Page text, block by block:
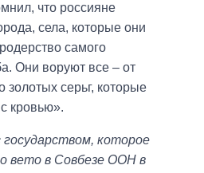
что россияне
села, которые они
самого
Они воруют все – от
золотых серьг, которые
кровью».
которое
вето в Совбезе ООН в